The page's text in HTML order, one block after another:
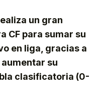
un gran
CF para sumar su
en liga, gracias a
su
clasificatoria (0-